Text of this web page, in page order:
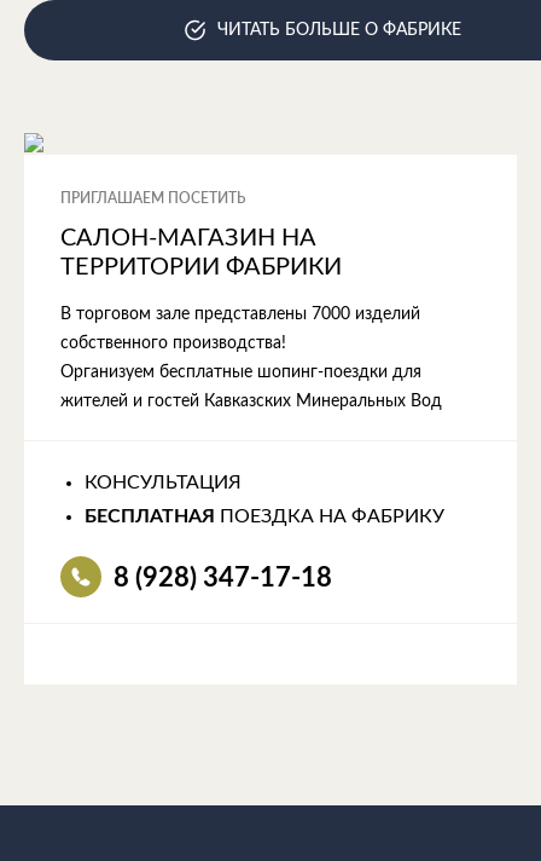
ЧИТАТЬ БОЛЬШЕ О ФАБРИКЕ
ПРИГЛАШАЕМ ПОСЕТИТЬ
САЛОН-МАГАЗИН НА
ТЕРРИТОРИИ ФАБРИКИ
В торговом зале представлены 7000 изделий
собственного производства!
Организуем бесплатные шопинг-поездки для
жителей и гостей Кавказских Минеральных Вод
КОНСУЛЬТАЦИЯ
БЕСПЛАТНАЯ
ПОЕЗДКА НА ФАБРИКУ
8 (928) 347-17-18